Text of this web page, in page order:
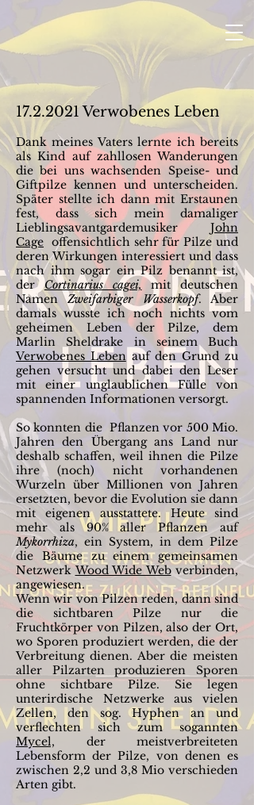
17.2.2021Verwobenes Leben
Dank meines Vaters lernte ich bereits
als Kind auf zahllosen Wanderungen
die bei uns wachsenden Speise- und
Giftpilze kennen und unterscheiden.
Später stellte ich dann mit Erstaunen
fest, dass sich mein damaliger
Lieblingsavantgardemusiker John
Cage offensichtlich sehr für Pilze und
deren Wirkungen interessiert und dass
nach ihm sogar ein Pilz benannt ist,
derCortinarius cagei,
mit deutschen
NamenZweifarbiger Wasserkopf. Aber
damals wusste ich noch nichts vom
geheimen Leben der Pilze, dem
Marlin Sheldrake in seinem Buch
Verwobenes Lebenauf den Grund zu
gehen versucht und dabei den Leser
mit einer unglaublichen Fülle von
spannenden Informationen versorgt.
So konnten die Pflanzen vor 500 Mio.
Jahren den Übergang ans Land nur
deshalb schaffen, weil ihnen die Pilze
ihre (noch) nicht vorhandenen
Wurzeln über Millionen von Jahren
ersetzten, bevor die Evolution sie dann
mit eigenen ausstattete. Heute sind
mehr als 90% aller Pflanzen auf
Mykorrhiza, ein System, in dem Pilze
die Bäume zu einem gemeinsamen
Netzwerk Wood Wide Webverbinden,
angewiesen.
Wenn wir von Pilzen reden, dann sind
die sichtbaren Pilze nur die
Fruchtkörper von Pilzen, also der Ort,
wo Sporen produziert werden, die der
Verbreitung dienen. Aber die meisten
aller Pilzarten produzieren Sporen
ohne sichtbare Pilze. Sie legen
unterirdische Netzwerke aus vielen
Zellen, den sog. Hyphen an und
verflechten sich zum sogannten
Mycel, der meistverbreiteten
Lebensform der Pilze, von denen es
zwischen 2,2 und 3,8 Mio verschieden
Arten gibt.